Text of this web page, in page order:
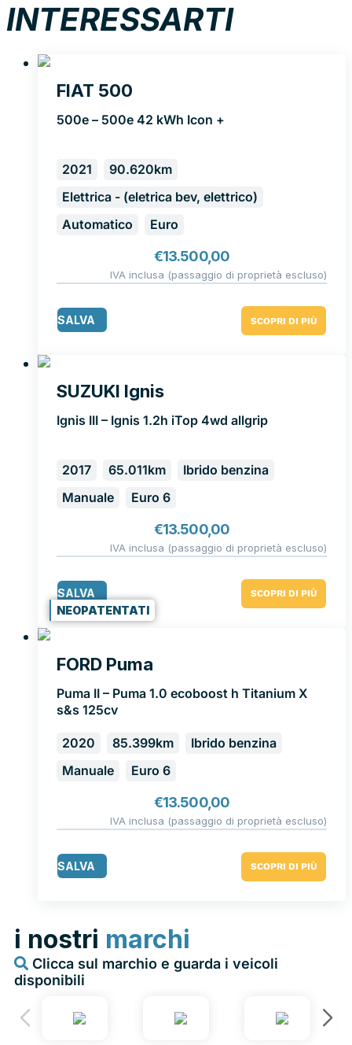
INTERESSARTI
FIAT 500
500e – 500e 42 kWh Icon +
2021
90.620km
Elettrica - (eletrica bev, elettrico)
Automatico
Euro
€13.500,00
IVA inclusa (passaggio di proprietà escluso)
SALVA SCOPRI DI PIÙ
SUZUKI Ignis
Ignis III – Ignis 1.2h iTop 4wd allgrip
2017 65.011km
Ibrido benzina
Manuale
Euro 6
€13.500,00
IVA inclusa (passaggio di proprietà escluso)
SALVA SCOPRI DI PIÙ
NEOPATENTATI
FORD Puma
Puma II – Puma 1.0 ecoboost h Titanium X
s&s 125cv
2020 85.399km
Ibrido benzina
Manuale
Euro 6
€13.500,00
IVA inclusa (passaggio di proprietà escluso)
SALVA SCOPRI DI PIÙ
i nostri marchi
Clicca sul marchio e guarda i veicoli
disponibili